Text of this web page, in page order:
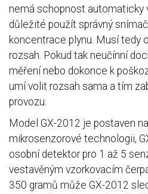
nemá schopnost automaticky
důležité použít správný
koncentrace plynu. Musí tedy
rozsah. Pokud tak neučínní
měření nebo dokonce k
umí volit rozsah sama a tím
provozu.
Model GX-2012 je postaven
mikrosenzorové technologii,
osobní detektor pro 1 až 5
vestavěným vzorkovacím
350 gramů může GX-2012